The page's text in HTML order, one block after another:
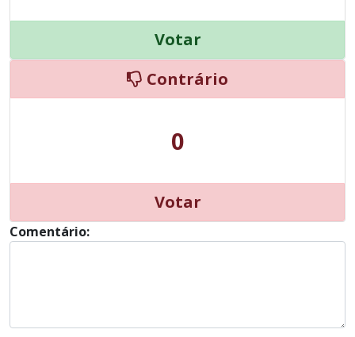
Votar
Contrário
0
Votar
Comentário: